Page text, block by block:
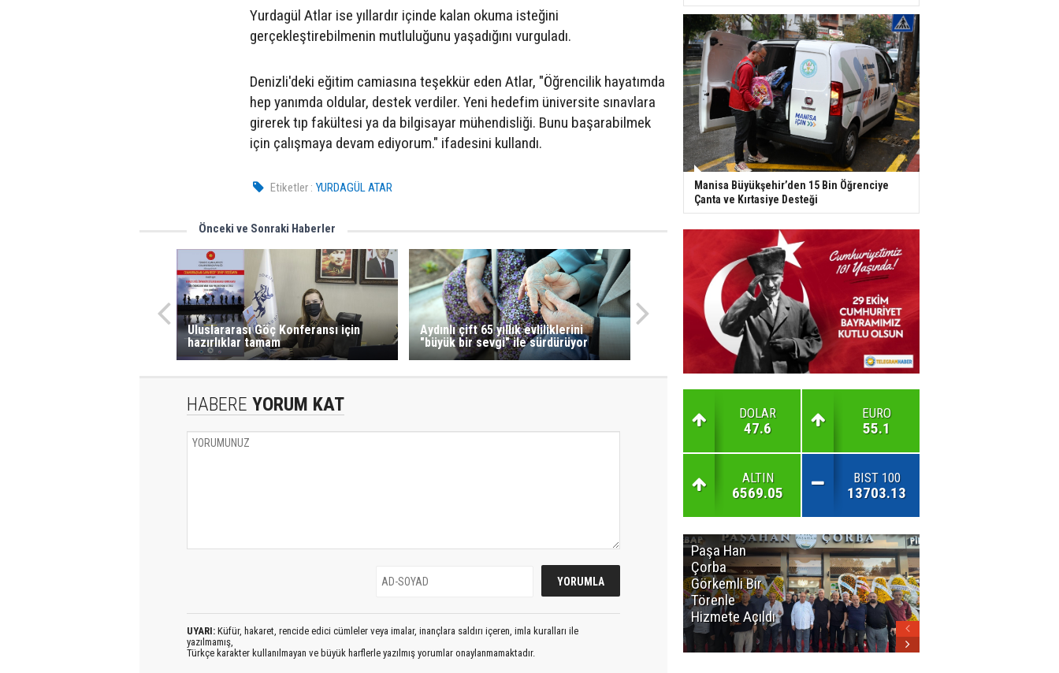
Yurdagül Atlar ise yıllardır içinde kalan okuma isteğini
gerçekleştirebilmenin mutluluğunu yaşadığını vurguladı.
Denizli'deki eğitim camiasına teşekkür eden Atlar, "Öğrencilik hayatımda
hep yanımda oldular, destek verdiler. Yeni hedefim üniversite sınavlara
girerek tıp fakültesi ya da bilgisayar mühendisliği. Bunu başarabilmek
için çalışmaya devam ediyorum." ifadesini kullandı.
Etiketler : YURDAGÜL ATAR
Önceki ve Sonraki Haberler
Uluslararası Göç Konferansı için
hazırlıklar tamam
Aydınlı çift 65 yıllık evliliklerini
"büyük bir sevgi" ile sürdürüyor
HABERE YORUM KAT
UYARI: Küfür, hakaret, rencide edici cümleler veya imalar, inançlara saldırı içeren, imla kuralları ile
yazılmamış,
Türkçe karakter kullanılmayan ve büyük harflerle yazılmış yorumlar onaylanmamaktadır.
Manisa Büyükşehir’den 15 Bin Öğrenciye
Çanta ve Kırtasiye Desteği
DOLAR
47.6
EURO
55.1
ALTIN
6569.05
BIST 100
13703.13
Paşa Han
Çorba
Görkemli Bir
Törenle
Hizmete Açıldı